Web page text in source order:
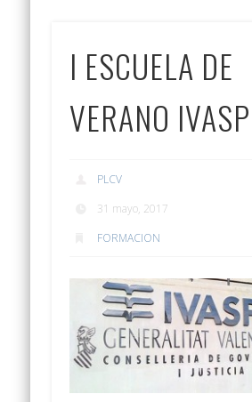
I ESCUELA DE
VERANO
PLCV
31 mayo, 2017
FORMACION